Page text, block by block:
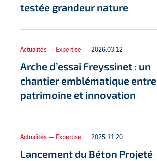
testée grandeur nature
Actualités — Expertise 2026.03.12
Arche d’essai Freyssinet : un
chantier emblématique entre
patrimoine et innovation
Actualités — Expertise 2025.11.20
Lancement du Béton Projeté